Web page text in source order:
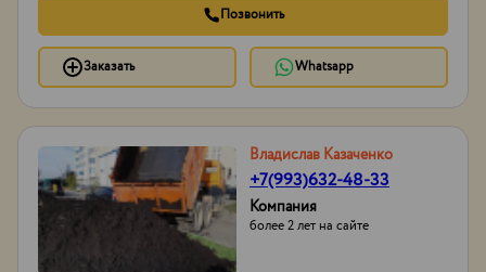
Позвонить
Заказать Whatsapp
Владислав Казаченко
+7(993)632-48-33
Компания
более 2 лет на сайте